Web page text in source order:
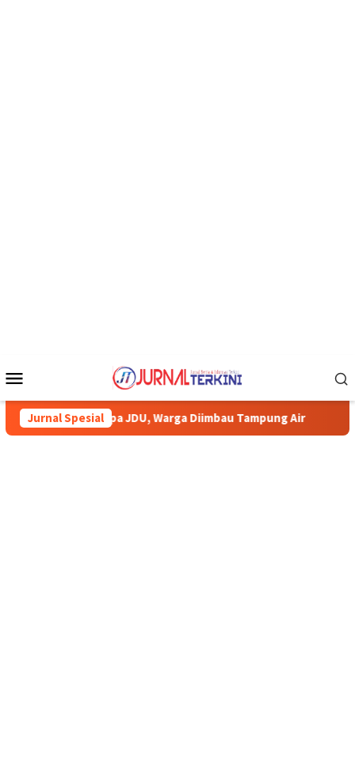
Mobile
Jurnal Spesial
Warga Diimbau Tampung Air Pemkab Karimun